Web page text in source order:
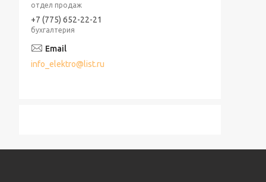
отдел продаж
+7 (775) 652-22-21
бухгалтерия
info_elektro@list.ru